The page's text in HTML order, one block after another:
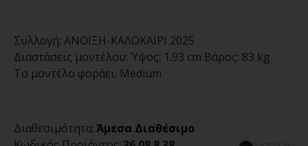
Συλλογή: ΑΝΟΙΞΗ-ΚΑΛΟΚΑΙΡΙ 2025
Διαστάσεις μοντέλου: Ύψος: 1.93 cm Βάρος: 83 kg
Το μοντέλο φοράει: Medium
Διαθεσιμότητα:Άμεσα Διαθέσιμο